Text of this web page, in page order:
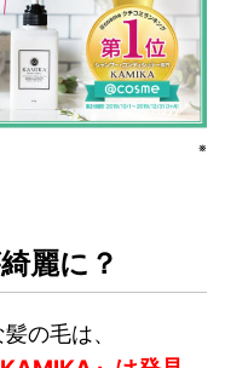
※
麗に？
の毛は、